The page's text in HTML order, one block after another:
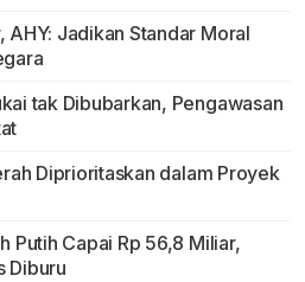
AHY: Jadikan Standar Moral
tak Dibubarkan, Pengawasan
Diprioritaskan dalam Proyek
Putih Capai Rp 56,8 Miliar,
Diburu